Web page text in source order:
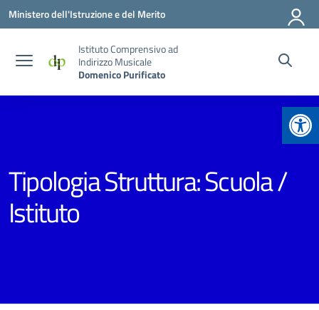
Vai ai contenuti
Vai al menu di navigazione
Vai al footer
Ministero dell'Istruzione e del Merito
Istituto Comprensivo ad
Indirizzo Musicale
Domenico Purificato
Tipologia Struttura:Scuola /
Istituto